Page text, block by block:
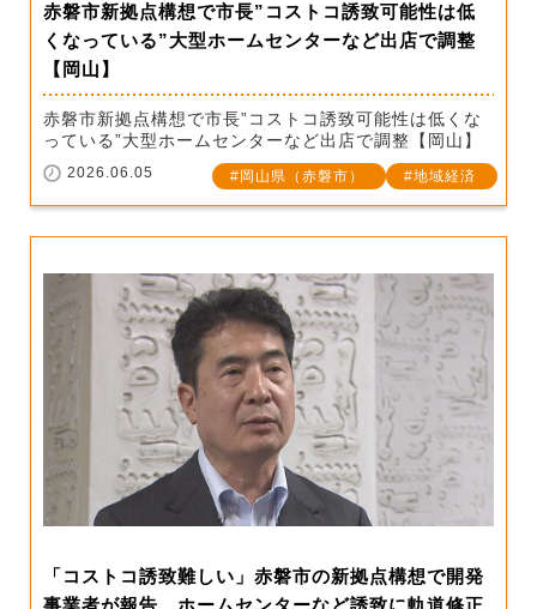
赤磐市新拠点構想で市長”コストコ誘致可能性は低
くなっている”大型ホームセンターなど出店で調整
【岡山】
赤磐市新拠点構想で市長”コストコ誘致可能性は低くな
っている”大型ホームセンターなど出店で調整【岡山】
2026.06.05 岡山県（赤磐市） 地域経済
「コストコ誘致難しい」赤磐市の新拠点構想で開発
事業者が報告 ホームセンターなど誘致に軌道修正